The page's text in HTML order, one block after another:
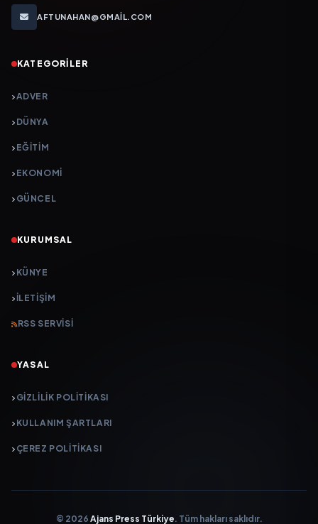
AFTUNAHAN@GMAIL.COM
KATEGORILER
ADVER
DÜNYA
EĞİTİM
EKONOMİ
GÜNCEL
KURUMSAL
KÜNYE
İLETIŞIM
RSS SERVISI
YASAL
GIZLILIK POLITIKASI
KULLANIM ŞARTLARI
ÇEREZ POLITIKASI
© 2026 Ajans Press Türkiye. Tüm hakları saklıdır.